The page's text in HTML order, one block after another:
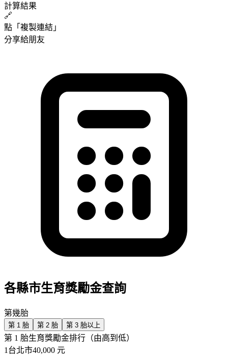
計算結果
🔗
點「複製連結」
分享給朋友
各縣市生育獎勵金查詢
第幾胎
第 1 胎 第 2 胎 第 3 胎以上
第 1 胎生育獎勵金排行（由高到低）
1 台北市40,000 元